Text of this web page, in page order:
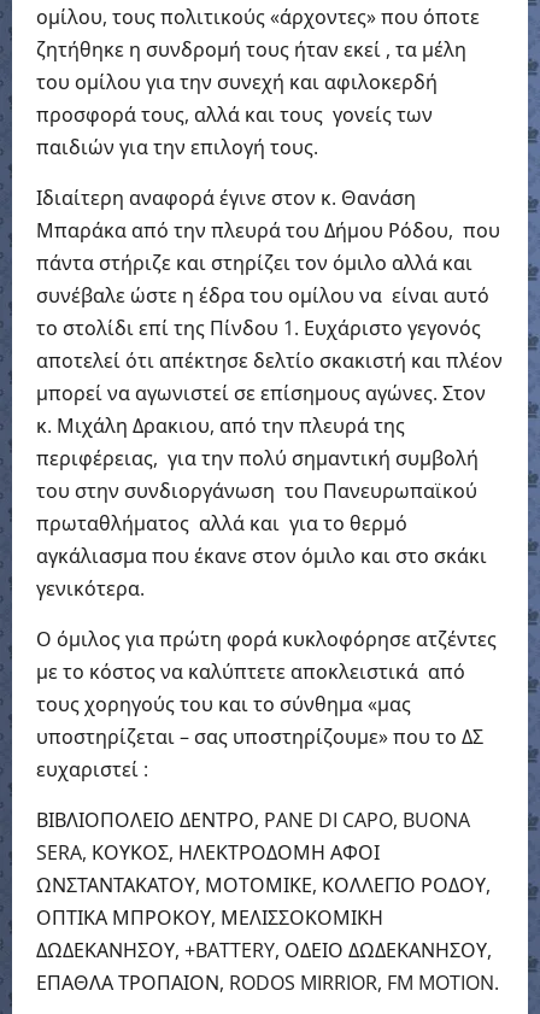
ομίλου, τους πολιτικούς «άρχοντες» που όποτε
ζητήθηκε η συνδρομή τους ήταν εκεί , τα μέλη
του ομίλου για την συνεχή και αφιλοκερδή
προσφορά τους, αλλά και τους γονείς των
παιδιών για την επιλογή τους.
Ιδιαίτερη αναφορά έγινε στον κ. Θανάση
Μπαράκα από την πλευρά του Δήμου Ρόδου, που
πάντα στήριζε και στηρίζει τον όμιλο αλλά και
συνέβαλε ώστε η έδρα του ομίλου να είναι αυτό
το στολίδι επί της Πίνδου 1. Ευχάριστο γεγονός
αποτελεί ότι απέκτησε δελτίο σκακιστή και πλέον
μπορεί να αγωνιστεί σε επίσημους αγώνες. Στον
κ. Μιχάλη Δρακιου, από την πλευρά της
περιφέρειας, για την πολύ σημαντική συμβολή
του στην συνδιοργάνωση του Πανευρωπαϊκού
πρωταθλήματος αλλά και για το θερμό
αγκάλιασμα που έκανε στον όμιλο και στο σκάκι
γενικότερα.
Ο όμιλος για πρώτη φορά κυκλοφόρησε ατζέντες
με το κόστος να καλύπτετε αποκλειστικά από
τους χορηγούς του και το σύνθημα «μας
υποστηρίζεται – σας υποστηρίζουμε» που το ΔΣ
ευχαριστεί :
ΒΙΒΛΙΟΠΟΛΕΙΟ ΔΕΝΤΡΟ, PANE DI CAPO, BUONA
SERA, ΚΟΥΚΟΣ, ΗΛΕΚΤΡΟΔΟΜΗ ΑΦΟΙ
ΩΝΣΤΑΝΤΑΚΑΤΟΥ, ΜΟΤΟΜΙΚΕ, ΚΟΛΛΕΓΙΟ ΡΟΔΟΥ,
ΟΠΤΙΚΑ ΜΠΡΟΚΟΥ, ΜΕΛΙΣΣΟΚΟΜΙΚΗ
ΔΩΔΕΚΑΝΗΣΟΥ, +BATTERY, ΟΔΕΙΟ ΔΩΔΕΚΑΝΗΣΟΥ,
ΕΠΑΘΛΑ ΤΡΟΠΑΙΟΝ, RODOS MIRRIOR, FM MOTION.